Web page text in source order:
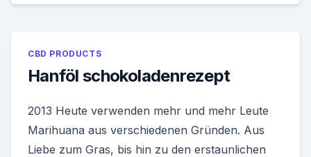
CBD PRODUCTS
Hanföl schokoladenrezept
2013 Heute verwenden mehr und mehr Leute
Marihuana aus verschiedenen Gründen. Aus
Liebe zum Gras, bis hin zu den erstaunlichen